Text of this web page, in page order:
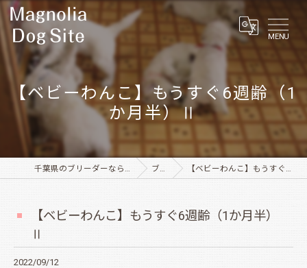
MENU
【ベビーわんこ】もうすぐ6週齢（1
か月半）Ⅱ
千葉県のブリーダーならMagnolia Dog Site ブログ 【ベビーわんこ】もうすぐ6週齢（1か月半）Ⅱ
【ベビーわんこ】もうすぐ6週齢（1か月半）
Ⅱ
2022/09/12